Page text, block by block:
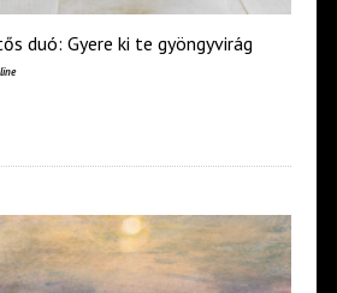
duó: Gyere ki te gyöngyvirág